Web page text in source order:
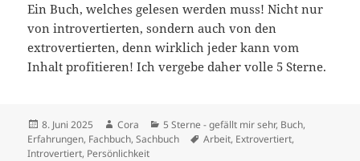
Ein Buch, welches gelesen werden muss! Nicht nur
von introvertierten, sondern auch von den
extrovertierten, denn wirklich jeder kann vom
Inhalt profitieren! Ich vergebe daher volle 5 Sterne.
Veröffentlicht
am
8. Juni 2025 Autor
Cora Kategorien
5 Sterne - gefällt mir sehr, Buch,
Erfahrungen, Fachbuch,Sachbuch Schlagwörter
Arbeit, Extrovertiert,
Introvertiert, Persönlichkeit